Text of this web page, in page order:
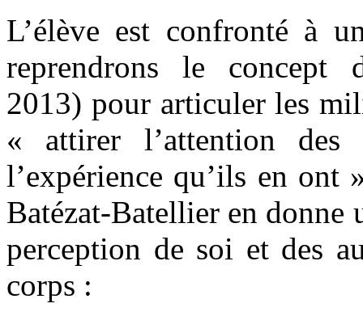
L’élève est confronté à
reprendrons le concept
2013) pour articuler les
« attirer l’attention des
l’expérience qu’ils en ont
Batézat-Batellier en donne
perception de soi et des
corps :